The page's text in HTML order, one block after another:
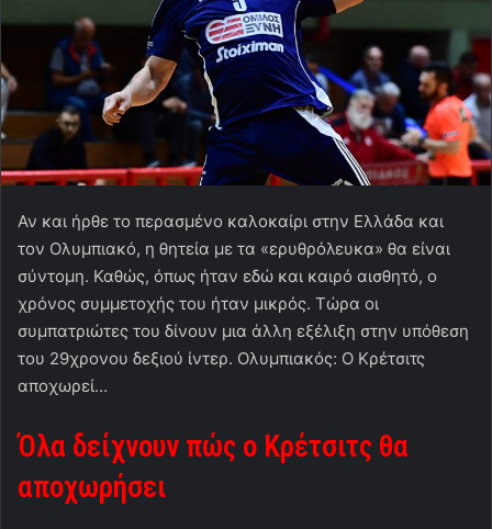
Αν και ήρθε το περασμένο καλοκαίρι στην Ελλάδα και
τον Ολυμπιακό, η θητεία με τα «ερυθρόλευκα» θα είναι
σύντομη. Καθώς, όπως ήταν εδώ και καιρό αισθητό, ο
χρόνος συμμετοχής του ήταν μικρός. Τώρα οι
συμπατριώτες του δίνουν μια άλλη εξέλιξη στην υπόθεση
του 29χρονου δεξιού ίντερ. Ολυμπιακός: Ο Κρέτσιτς
αποχωρεί…
Όλα δείχνουν πώς ο Κρέτσιτς θα
αποχωρήσει